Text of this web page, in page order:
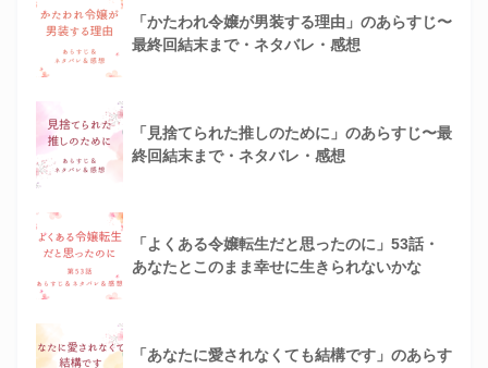
「かたわれ令嬢が男装する理由」のあらすじ〜
最終回結末まで・ネタバレ・感想
「見捨てられた推しのために」のあらすじ〜最
終回結末まで・ネタバレ・感想
「よくある令嬢転生だと思ったのに」53話・
あなたとこのまま幸せに生きられないかな
「あなたに愛されなくても結構です」のあらす